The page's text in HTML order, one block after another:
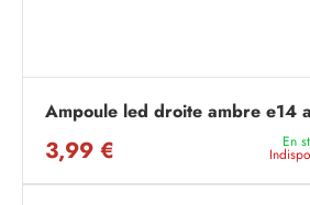
Ampoule led droite ambre e14
3,99 € En